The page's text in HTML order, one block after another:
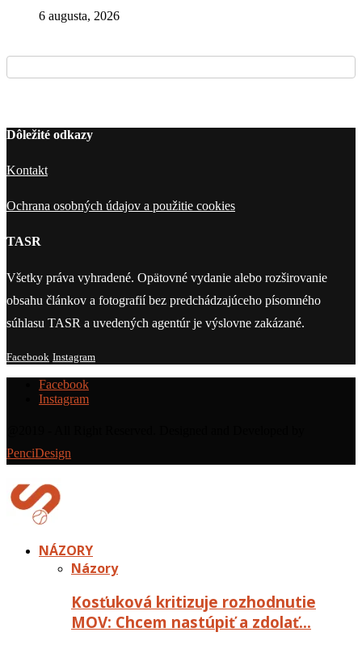
6 augusta, 2026
Dôležité odkazy
Kontakt
Ochrana osobných údajov a použitie cookies
TASR
Všetky práva vyhradené. Opätovné vydanie alebo rozširovanie
obsahu článkov a fotografií bez predchádzajúceho písomného
súhlasu TASR a uvedených agentúr je výslovne zakázané.
Facebook Instagram
Facebook
Instagram
PenciDesign
NÁZORY
Názory
Kosťuková kritizuje rozhodnutie
MOV: Chcem nastúpiť a zdolať…